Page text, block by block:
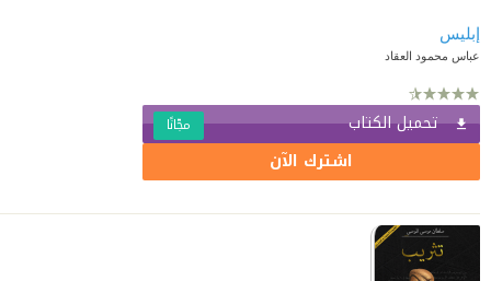
إبليس
عباس محمود العقاد
تحميل الكتاب مجّانًا
اشترك الآن